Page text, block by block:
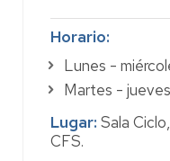
Actividad:
combina ciclismo
mejorar la
fortalecer el tren
regulan su
estáticas,
llanos mediante
Horario:
Lunes -
Martes -
Lugar: Sala
CFS.